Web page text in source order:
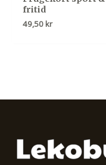
fritid
49,50 kr